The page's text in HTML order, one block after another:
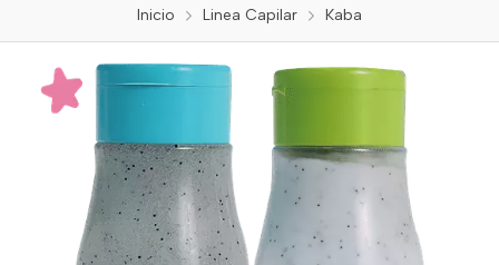
Inicio Linea Capilar Kaba